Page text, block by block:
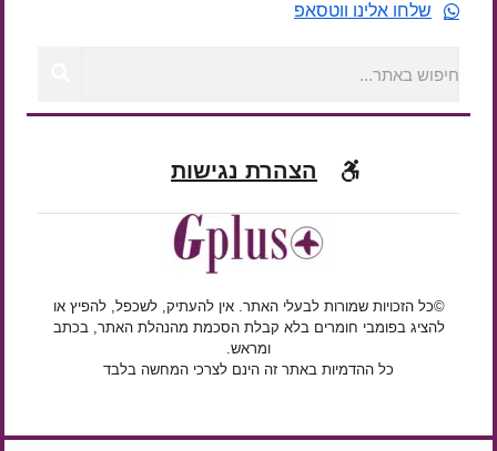
שלחו אלינו ווטסאפ
הצהרת נגישות
©כל הזכויות שמורות לבעלי האתר. אין להעתיק, לשכפל, להפיץ או
להציג בפומבי חומרים בלא קבלת הסכמת מהנהלת האתר, בכתב
ומראש.
כל ההדמיות באתר זה הינם לצרכי המחשה בלבד